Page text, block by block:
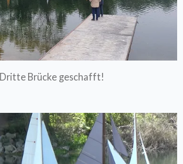
Dritte Brücke geschafft!